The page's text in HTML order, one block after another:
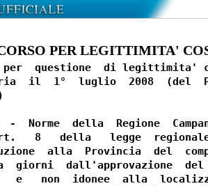
PER LEGITTIMITA'
per  questione  di legittimita'
il  1°  luglio  2008  (del
-  Norme  della  Regione
8   della   legge
alla  Provincia  del
giorni  dall'approvazione
e   non  idonee  alla